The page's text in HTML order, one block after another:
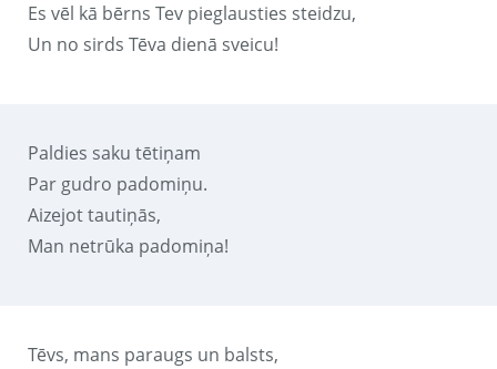
Es vēl kā bērns Tev pieglausties steidzu,
Un no sirds Tēva dienā sveicu!
Paldies saku tētiņam
Par gudro padomiņu.
Aizejot tautiņās,
Man netrūka padomiņa!
Tēvs, mans paraugs un balsts,